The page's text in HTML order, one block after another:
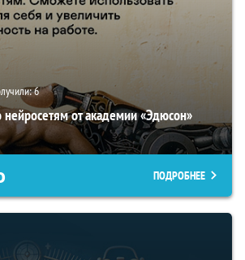
6
от академии «Эдюсон»
ПОДРОБНЕЕ